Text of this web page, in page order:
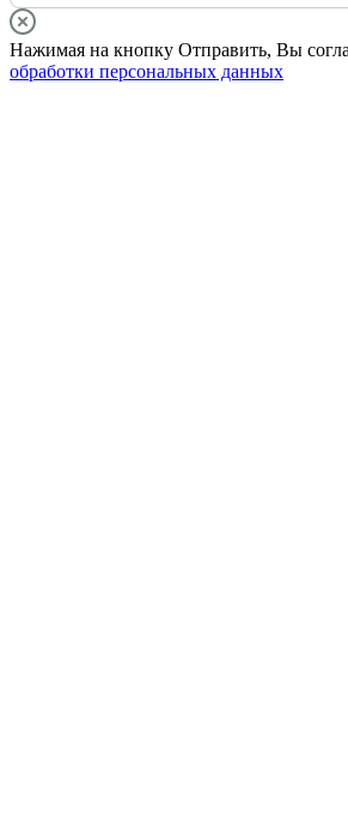
Нажимая на кнопку Отправить, Вы
обработки персональных данных